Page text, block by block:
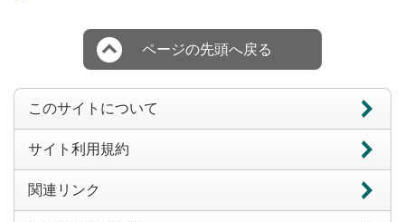
ページの先頭へ戻る
このサイトについて
サイト利用規約
関連リンク